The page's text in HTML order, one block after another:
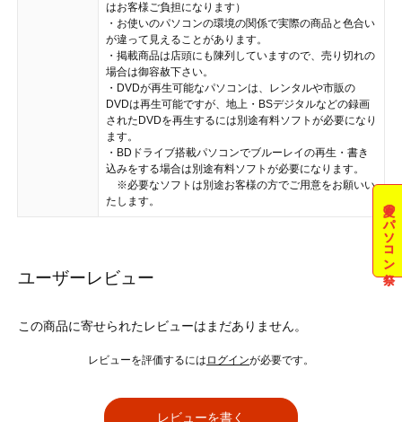
はお客様ご負担になります）
・お使いのパソコンの環境の関係で実際の商品と色合い
が違って見えることがあります。
・掲載商品は店頭にも陳列していますので、売り切れの
場合は御容赦下さい。
・DVDが再生可能なパソコンは、レンタルや市販の
DVDは再生可能ですが、地上・BSデジタルなどの録画
されたDVDを再生するには別途有料ソフトが必要になり
ます。
・BDドライブ搭載パソコンでブルーレイの再生・書き
込みをする場合は別途有料ソフトが必要になります。
※必要なソフトは別途お客様の方でご用意をお願いい
たします。
ユーザーレビュー
この商品に寄せられたレビューはまだありません。
レビューを評価するには ログインが必要です。
レビューを書く
夏のパソコン祭